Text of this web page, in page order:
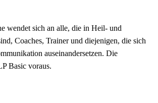
wendet sich an alle, die in Heil- und
Coaches, Trainer und diejenigen, die sich
auseinandersetzen. Die
Basic voraus.